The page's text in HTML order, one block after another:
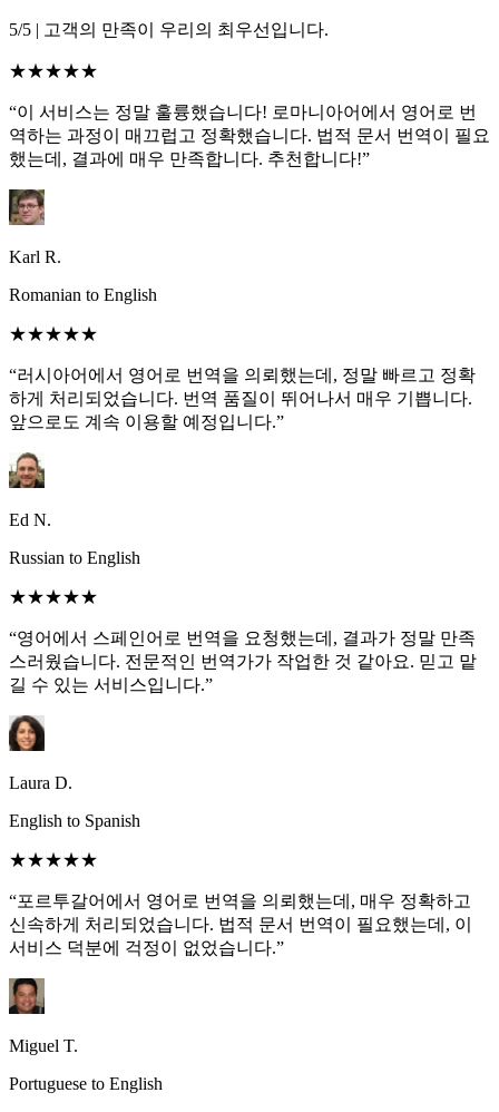
5/5 | 고객의 만족이 우리의 최우선입니다.
★★★★★
“이 서비스는 정말 훌륭했습니다! 로마니아어에서 영어로 번
역하는 과정이 매끄럽고 정확했습니다. 법적 문서 번역이 필요
했는데, 결과에 매우 만족합니다. 추천합니다!”
Karl R.
Romanian to English
★★★★★
“러시아어에서 영어로 번역을 의뢰했는데, 정말 빠르고 정확
하게 처리되었습니다. 번역 품질이 뛰어나서 매우 기쁩니다.
앞으로도 계속 이용할 예정입니다.”
Ed N.
Russian to English
★★★★★
“영어에서 스페인어로 번역을 요청했는데, 결과가 정말 만족
스러웠습니다. 전문적인 번역가가 작업한 것 같아요. 믿고 맡
길 수 있는 서비스입니다.”
Laura D.
English to Spanish
★★★★★
“포르투갈어에서 영어로 번역을 의뢰했는데, 매우 정확하고
신속하게 처리되었습니다. 법적 문서 번역이 필요했는데, 이
서비스 덕분에 걱정이 없었습니다.”
Miguel T.
Portuguese to English